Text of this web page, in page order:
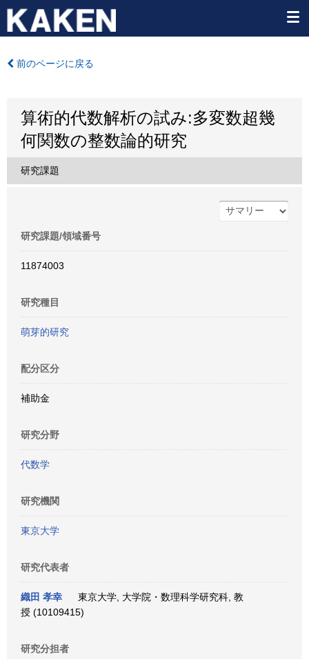
前のページに戻る
算術的代数解析の試み:多変数超幾
何関数の整数論的研究
研究課題
研究課題/領域番号
11874003
研究種目
萌芽的研究
配分区分
補助金
研究分野
代数学
研究機関
東京大学
研究代表者
織田 孝幸
東京大学, 大学院・数理科学研究科, 教
授 (10109415)
研究分担者